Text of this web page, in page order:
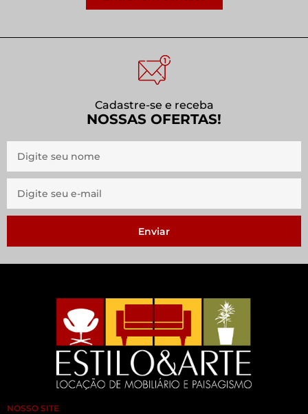
Cadastre-se e receba
NOSSAS OFERTAS!
Enviar
NOSSO SITE